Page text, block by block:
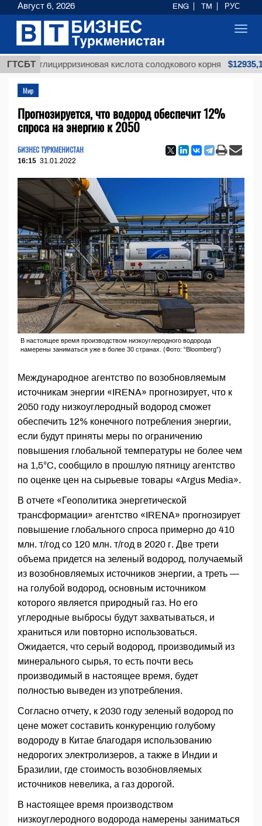
ГТСБТ
глицирризиновая кислота солодкового корня $12935,18
Мир
Прогнозируется, что водород обеспечит 12%
спроса на энергию к 2050
БИЗНЕС ТУРКМЕНИСТАН
16:15 31.01.2022
В настоящее время производством низкоуглеродного водорода
намерены заниматься уже в более 30 странах. (Фото: “Bloomberg”)
Международное агентство по возобновляемым
источникам энергии «IRENA» прогнозирует, что к
2050 году низкоуглеродный водород сможет
обеспечить 12% конечного потребления энергии,
если будут приняты меры по ограничению
повышения глобальной температуры не более чем
на 1,5°C, сообщило в прошлую пятницу агентство
по оценке цен на сырьевые товары «Argus Media».
В отчете «Геополитика энергетической
трансформации» агентство «IRENA» прогнозирует
повышение глобального спроса примерно до 410
млн. т/год со 120 млн. т/год в 2020 г. Две трети
объема придется на зеленый водород, получаемый
из возобновляемых источников энергии, а треть —
на голубой водород, основным источником
которого является природный газ. Но его
углеродные выбросы будут захватываться, и
храниться или повторно использоваться.
Ожидается, что серый водород, производимый из
минерального сырья, то есть почти весь
производимый в настоящее время, будет
полностью выведен из употребления.
Согласно отчету, к 2030 году зеленый водород по
цене может составить конкуренцию голубому
водороду в Китае благодаря использованию
недорогих электролизеров, а также в Индии и
Бразилии, где стоимость возобновляемых
источников невелика, а газ дорогой.
В настоящее время производством
низкоуглеродного водорода намерены заниматься
Август 6, 2026 ENG TM РУС